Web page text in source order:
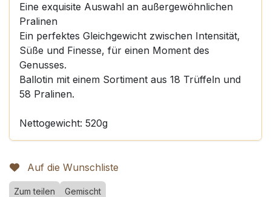
Eine exquisite Auswahl an außergewöhnlichen
Pralinen
Ein perfektes Gleichgewicht zwischen Intensität,
Süße und Finesse, für einen Moment des
Genusses.
Ballotin mit einem Sortiment aus 18 Trüffeln und
58 Pralinen.
Nettogewicht: 520g
Auf die Wunschliste
Zum teilen Gemischt